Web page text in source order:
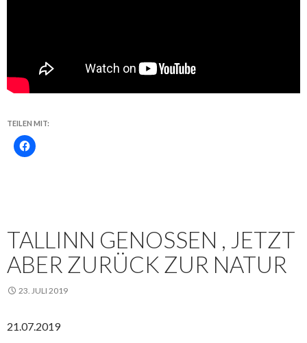
TEILEN MIT:
TALLINN GENOSSEN , JETZT
ABER ZURÜCK ZUR NATUR
23. JULI 2019
21.07.2019